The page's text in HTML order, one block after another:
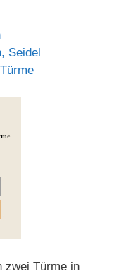
Seidel
zwei Türme in